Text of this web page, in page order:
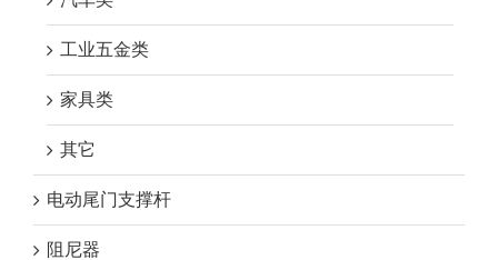
工业五金类
家具类
其它
电动尾门支撑杆
阻尼器